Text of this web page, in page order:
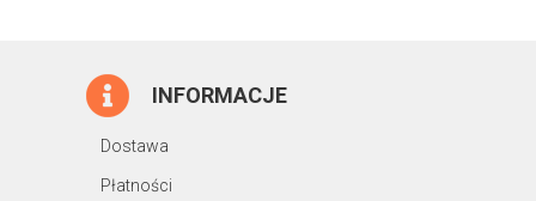
INFORMACJE
Dostawa
Płatności